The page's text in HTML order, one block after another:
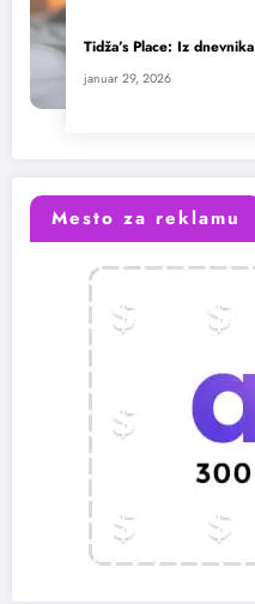
Tidža’s Place: Iz dnevnika
januar 29, 2026
Mesto za reklamu